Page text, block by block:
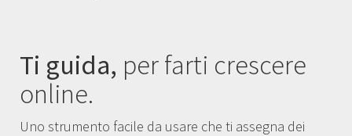
Ti guida, per farti crescere
online.
Uno strumento facile da usare che ti assegna dei